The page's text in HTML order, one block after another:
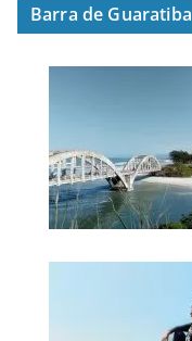
Barra de Guaratiba